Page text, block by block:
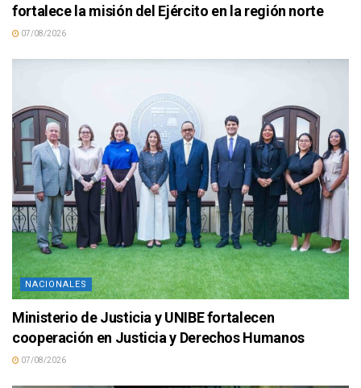
fortalece la misión del Ejército en la región norte
07/08/2026
NACIONALES
Ministerio de Justicia y UNIBE fortalecen
cooperación en Justicia y Derechos Humanos
07/08/2026